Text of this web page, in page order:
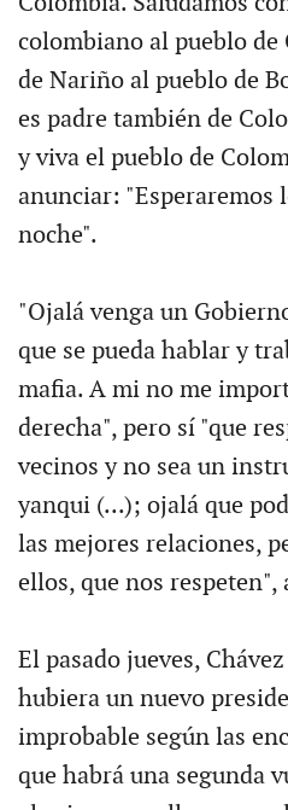
colombiano al pueblo de
de Nariño al pueblo de
es padre también de
y viva el pueblo de
anunciar: "Esperaremos
noche".
"Ojalá venga un
que se pueda hablar y
mafia. A mi no me
derecha", pero sí "que
vecinos y no sea un
yanqui (...); ojalá que
las mejores relaciones,
ellos, que nos respeten",
El pasado jueves,
hubiera un nuevo
improbable según las
que habrá una segunda